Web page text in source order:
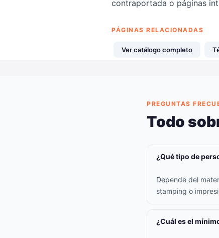
contraportada o páginas
PÁGINAS RELACIONADAS
Ver catálogo completo
PREGUNTAS
Todo
¿Qué tipo de
Depende del
stamping o
¿Cuál es el